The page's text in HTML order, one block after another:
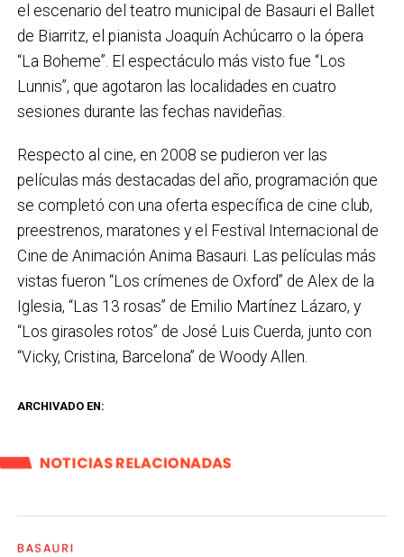
el escenario del teatro municipal de Basauri el Ballet
de Biarritz, el pianista Joaquín Achúcarro o la ópera
“La Boheme”. El espectáculo más visto fue “Los
Lunnis”, que agotaron las localidades en cuatro
sesiones durante las fechas navideñas.
Respecto al cine, en 2008 se pudieron ver las
películas más destacadas del año, programación que
se completó con una oferta específica de cine club,
preestrenos, maratones y el Festival Internacional de
Cine de Animación Anima Basauri. Las películas más
vistas fueron “Los crímenes de Oxford” de Alex de la
Iglesia, “Las 13 rosas” de Emilio Martínez Lázaro, y
“Los girasoles rotos” de José Luis Cuerda, junto con
“Vicky, Cristina, Barcelona” de Woody Allen.
ARCHIVADO EN:
NOTICIAS RELACIONADAS
BASAURI